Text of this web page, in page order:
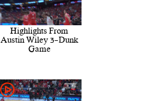
Highlights From
Austin Wiley 3-Dunk
Game